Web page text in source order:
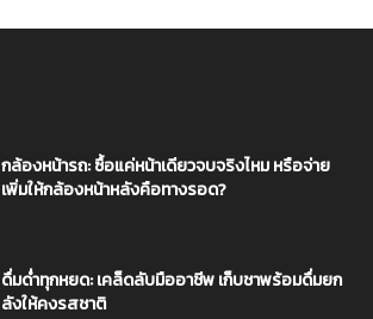
กล้องหน้ารถ: ซื้อแค่หน้าเดียวจบจริงไหม หรือจ่าย
เพิ่มให้กล้องหน้าหลังคือทางรอด?
ดื่มด่ำทุกหยด: เคล็ดลับมืออาชีพ เก็บชาพร้อมดื่มยก
ลังให้คงรสชาติ